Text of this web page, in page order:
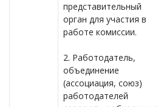
представительный
орган для участия в
работе комиссии.
2. Работодатель,
объединение
(ассоциация, союз)
работодателей